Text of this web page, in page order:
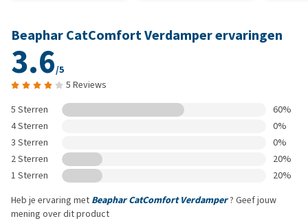
Beaphar CatComfort Verdamper ervaringen
3.6/5
5 Reviews
5 Sterren
60%
4 Sterren
0%
3 Sterren
0%
2 Sterren
20%
1 Sterren
20%
Heb je ervaring met Beaphar CatComfort Verdamper? Geef jouw
mening over dit product